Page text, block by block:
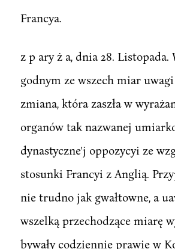
Francya.
z p ary ż a, dnia 28. Listopada.
godnym ze wszech miar
zmiana, która zaszła w
organów tak nazwanej
dynastyczne'j oppozycyi ze
stosunki Francyi z Anglią.
nie trudno jak gwałtowne, a
wszelką przechodzące miarę
bywały codziennie prawie w